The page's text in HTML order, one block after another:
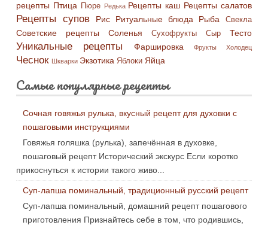
рецепты Птица Пюре Редька Рецепты каш Рецепты салатов
Рецепты супов Рис Ритуальные блюда Рыба Свекла
Советские рецепты Соленья Сухофрукты Сыр Тесто
Уникальные рецепты Фаршировка Фрукты Холодец
Чеснок Шкварки Экзотика Яблоки Яйца
Самые популярные рецепты
Сочная говяжья рулька, вкусный рецепт для духовки с
пошаговыми инструкциями
Говяжья голяшка (рулька), запечённая в духовке,
пошаговый рецепт Исторический экскурс Если коротко
прикоснуться к истории такого живо...
Суп-лапша поминальный, традиционный русский рецепт
Суп-лапша поминальный, домашний рецепт пошагового
приготовления Признайтесь себе в том, что родившись,